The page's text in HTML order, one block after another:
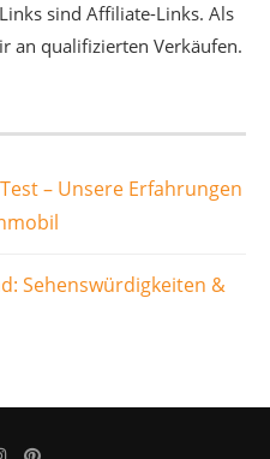
sind Affiliate-Links. Als
an qualifizierten Verkäufen.
– Unsere Erfahrungen
Sehenswürdigkeiten &